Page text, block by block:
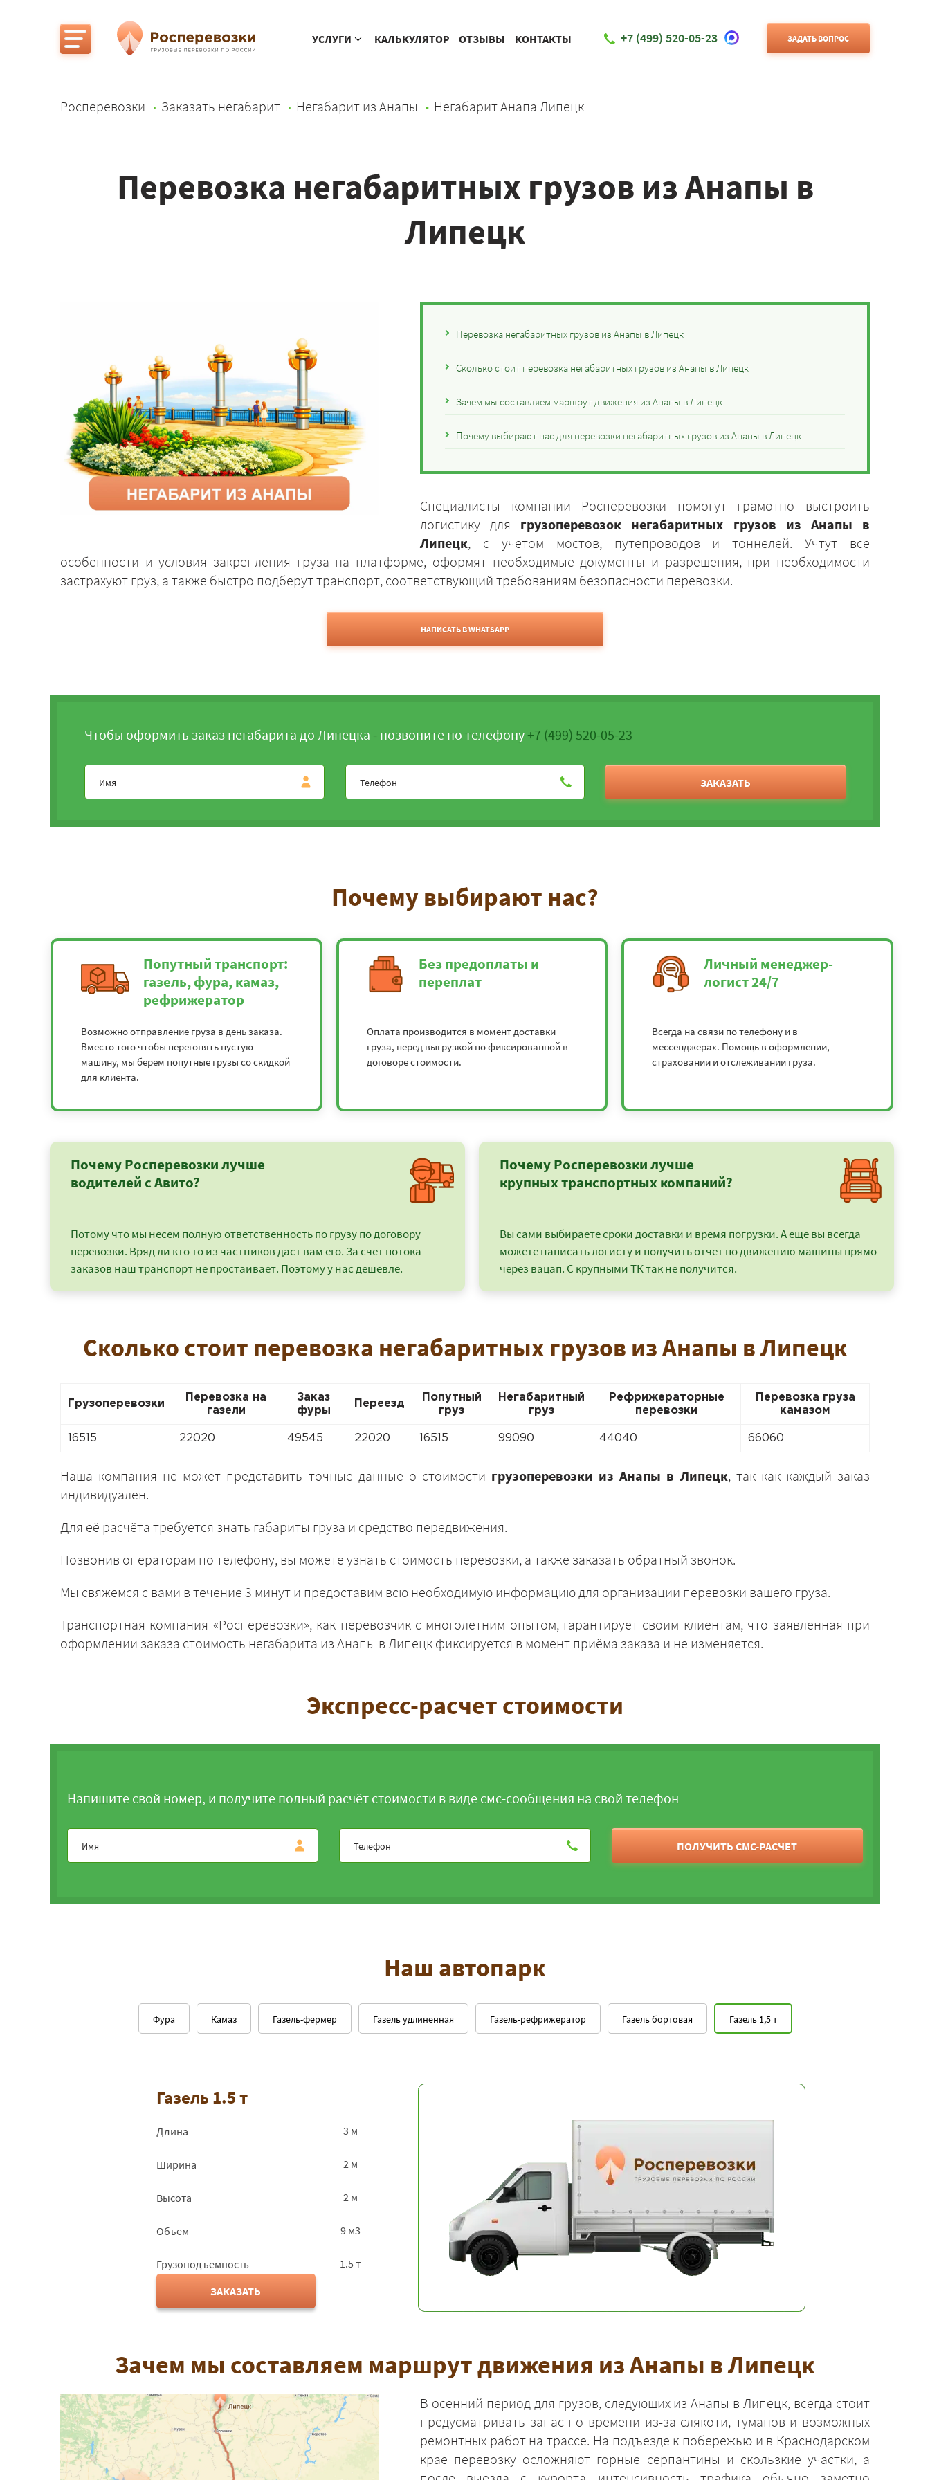
УСЛУГИ КАЛЬКУЛЯТОР ОТЗЫВЫ КОНТАКТЫ +7 (499) 520-05-23 ЗАДАТЬ ВОПРОС
Росперевозки Заказать негабарит Негабарит из Анапы Негабарит Анапа Липецк
Перевозка негабаритных грузов из Анапы в
Липецк
Перевозка негабаритных грузов из Анапы в Липецк
Сколько стоит перевозка негабаритных грузов из Анапы в Липецк
Зачем мы составляем маршрут движения из Анапы в Липецк
Почему выбирают нас для перевозки негабаритных грузов из Анапы в Липецк
Специалисты компании Росперевозки помогут грамотно выстроить
логистику для грузоперевозок негабаритных грузов из Анапы в
Липецк, с учетом мостов, путепроводов и тоннелей. Учтут все
особенности и условия закрепления груза на платформе, оформят необходимые документы и разрешения, при необходимости
застрахуют груз, а также быстро подберут транспорт, соответствующий требованиям безопасности перевозки.
НАПИСАТЬ В WHATSAPP
Чтобы оформить заказ негабарита до Липецка - позвоните по телефону+7 (499) 520-05-23
ЗАКАЗАТЬ
Почему выбирают нас?
Попутный транспорт:
газель, фура, камаз,
рефрижератор
Возможно отправление груза в день заказа.
Вместо того чтобы перегонять пустую
машину, мы берем попутные грузы со скидкой
для клиента.
Без предоплаты и
переплат
Оплата производится в момент доставки
груза, перед выгрузкой по фиксированной в
договоре стоимости.
Личный менеджер-
логист 24/7
Всегда на связи по телефону и в
мессенджерах. Помощь в оформлении,
страховании и отслеживании груза.
Почему Росперевозки лучше
водителей с Авито?
Потому что мы несем полную ответственность по грузу по договору
перевозки. Вряд ли кто то из частников даст вам его. За счет потока
заказов наш транспорт не простаивает. Поэтому у нас дешевле.
Почему Росперевозки лучше
крупных транспортных компаний?
Вы сами выбираете сроки доставки и время погрузки. А еще вы всегда
можете написать логисту и получить отчет по движению машины прямо
через вацап. С крупными ТК так не получится.
Сколько стоит перевозка негабаритных грузов из Анапы в Липецк
Грузоперевозки
Перевозка на
газели
Заказ
фуры
Переезд
Попутный
груз
Негабаритный
груз
Рефрижераторные
перевозки
Перевозка груза
камазом
16515 22020 49545 22020 16515 99090 44040 66060
Наша компания не может представить точные данные о стоимости грузоперевозки из Анапы в Липецк, так как каждый заказ
индивидуален.
Для её расчёта требуется знать габариты груза и средство передвижения.
Позвонив операторам по телефону, вы можете узнать стоимость перевозки, а также заказать обратный звонок.
Мы свяжемся с вами в течение 3 минут и предоставим всю необходимую информацию для организации перевозки вашего груза.
Транспортная компания «Росперевозки», как перевозчик с многолетним опытом, гарантирует своим клиентам, что заявленная при
оформлении заказа стоимость негабарита из Анапы в Липецк фиксируется в момент приёма заказа и не изменяется.
Экспресс-расчет стоимости
Напишите свой номер, и получите полный расчёт стоимости в виде смс-сообщения на свой телефон
ПОЛУЧИТЬ СМС-РАСЧЕТ
Наш автопарк
Газель 1,5 т
Газель удлиненная Газель бортовая
Газель-рефрижератор
Газель-фермер
Камаз
Фура
Газель 1.5 т
Длина 3 м
Ширина 2 м
Высота 2 м
Объем 9 м3
Грузоподъемность
1.5 т
ЗАКАЗАТЬ
Зачем мы составляем маршрут движения из Анапы в Липецк
В осенний период для грузов, следующих из Анапы в Липецк, всегда стоит
предусматривать запас по времени из-за слякоти, туманов и возможных
ремонтных работ на трассе. На подъезде к побережью и в Краснодарском
крае перевозку осложняют горные серпантины и скользкие участки, а
ЗАКАЗАТЬ